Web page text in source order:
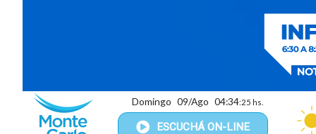
ESCUCHÁ ON-LINE
Domingo 09/Ago 04:34:26 hs.
Nacionales